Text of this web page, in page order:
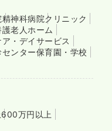
精神科病院クリニック
老人ホーム
・デイサービス
センター保育園・学校
600万円以上